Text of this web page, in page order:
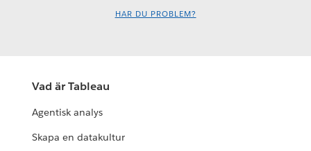
HAR DU PROBLEM?
Vad är Tableau
Agentisk analys
Skapa en datakultur